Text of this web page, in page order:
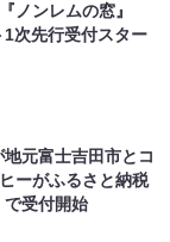
ノンレムの窓』
次先行受付スター
元富士吉田市とコ
ーがふるさと納税
で受付開始